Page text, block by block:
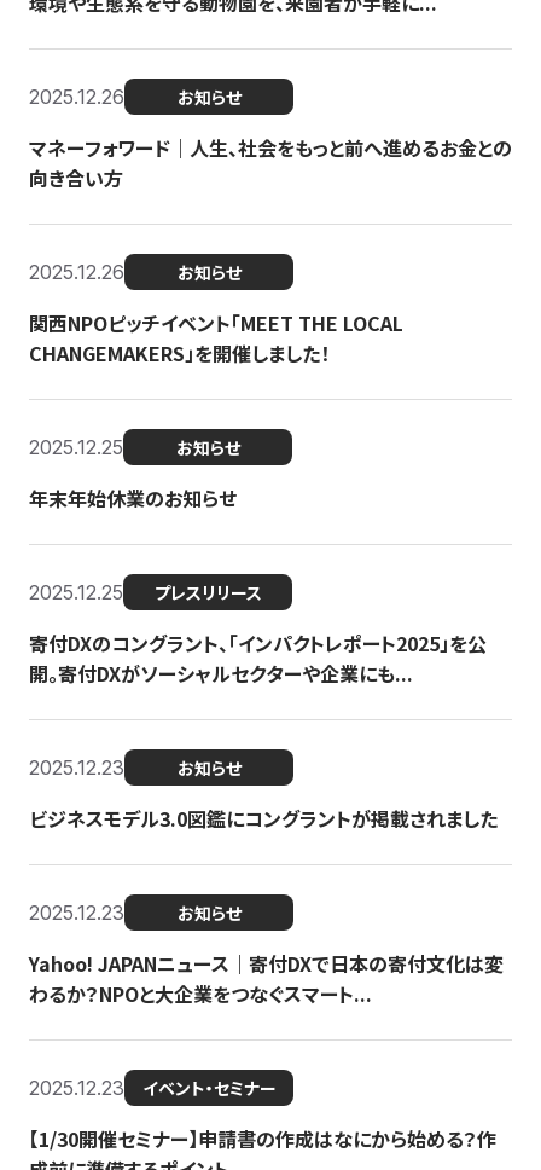
2025.12.26 お知らせ
マネーフォワード｜人生、社会をもっと前へ進めるお金との
向き合い方
2025.12.26 お知らせ
関西NPOピッチイベント「MEET THE LOCAL
CHANGEMAKERS」を開催しました！
2025.12.25 お知らせ
年末年始休業のお知らせ
2025.12.25 プレスリリース
寄付DXのコングラント、「インパクトレポート2025」を公
開。寄付DXがソーシャルセクターや企業にも...
2025.12.23 お知らせ
ビジネスモデル3.0図鑑にコングラントが掲載されました
2025.12.23 お知らせ
Yahoo! JAPANニュース｜寄付DXで日本の寄付文化は変
わるか？NPOと大企業をつなぐスマート...
2025.12.23 イベント・セミナー
【1/30開催セミナー】申請書の作成はなにから始める？作